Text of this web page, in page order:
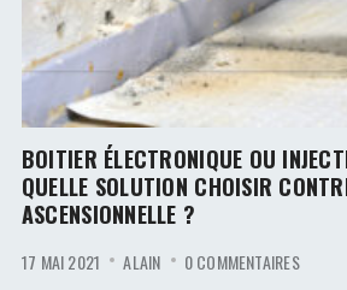
BOITIER ÉLECTRONIQUE OU
QUELLE SOLUTION CHOISIR
ASCENSIONNELLE ?
17 MAI 2021 ALAIN 0 COMMENTAIRES